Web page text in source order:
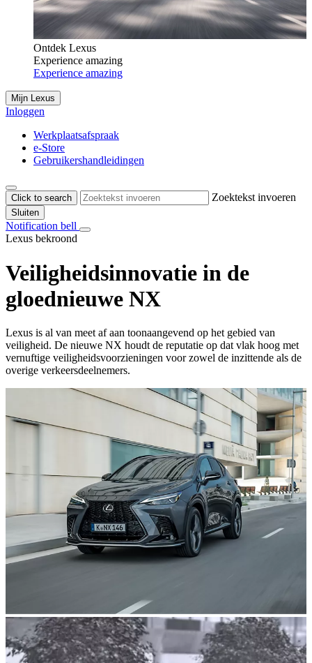
Ontdek Lexus
Experience amazing
Experience amazing
Mijn Lexus
Inloggen
Werkplaatsafspraak
e-Store
Gebruikershandleidingen
Click to search Zoektekst invoeren
Sluiten
Notification bell
Lexus bekroond
Veiligheidsinnovatie in de
gloednieuwe NX
Lexus is al van meet af aan toonaangevend op het gebied van
veiligheid. De nieuwe NX houdt de reputatie op dat vlak hoog met
vernuftige veiligheidsvoorzieningen voor zowel de inzittende als de
overige verkeersdeelnemers.